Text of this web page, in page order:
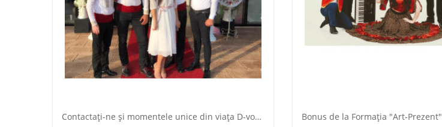
Contactaţi-ne şi momentele unice din viaţa D-voastră vor fi de neuitat la preţuri accesibile!!! Bonus de la Formația "Art-Prezent"